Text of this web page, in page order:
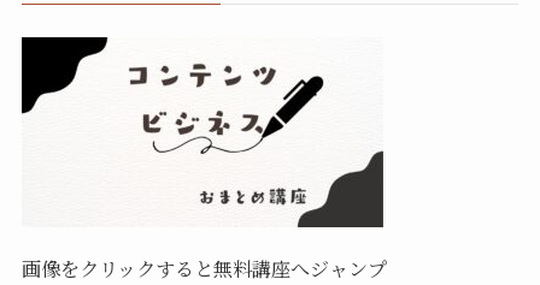
画像をクリックすると無料講座へジャンプ